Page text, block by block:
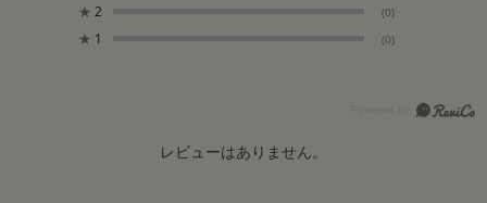
★ 2 (0)
★ 1 (0)
レビューはありません。